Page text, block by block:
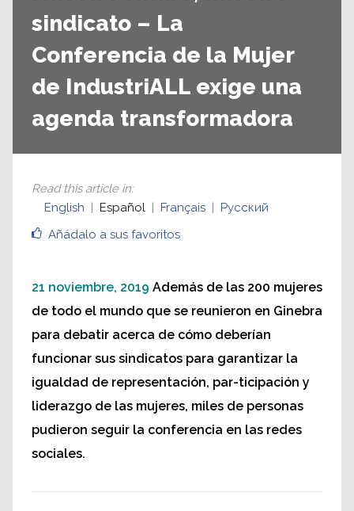
sindicato – La
Conferencia de la Mujer
de IndustriALL exige una
agenda transformadora
Añádalo a sus favoritos
Read this article in:
English
Español Français Русский
21 noviembre, 2019 Además de las 200 mujeres
de todo el mundo que se reunieron en Ginebra
para debatir acerca de cómo deberían
funcionar sus sindicatos para garantizar la
igualdad de representación, par-ticipación y
liderazgo de las mujeres, miles de personas
pudieron seguir la conferencia en las redes
sociales.